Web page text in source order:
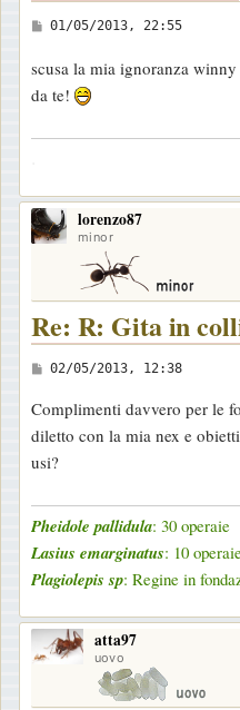
M
s
s
i
o
01/05/2013, 22:55
scusa la mia ignoranza winny
da te!
lorenzo87
minor
Re: R: Gita in
M
s
s
a
g
i
o
02/05/2013, 12:38
Complimenti davvero per le
diletto con la mia nex e
usi?
Pheidole pallidula: 30 operaie
Lasius emarginatus: 10
Plagiolepis sp: Regine in
atta97
uovo